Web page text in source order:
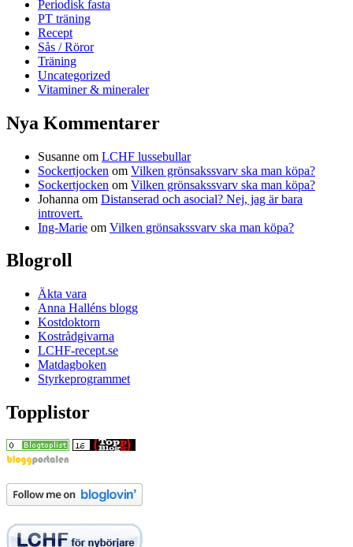
Periodisk fasta
PT träning
Recept
Sås / Röror
Träning
Uncategorized
Vitaminer & mineraler
Nya Kommentarer
Susanne om LCHF lussebullar
Sockertjocken om Vilken grönsakssvarv ska man köpa?
Sockertjocken om Vilken grönsakssvarv ska man köpa?
Johanna om Distanserad och asocial? Nej, jag är bara
introvert.
Ing-Marie om Vilken grönsakssvarv ska man köpa?
Blogroll
Äkta vara
Anna Halléns blogg
Kostdoktorn
Kostrådgivarna
LCHF-recept.se
Matdagboken
Styrkeprogrammet
Topplistor